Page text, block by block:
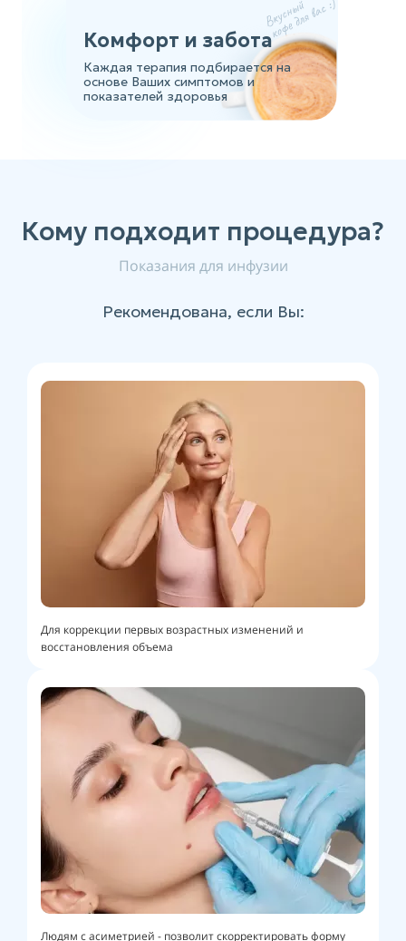
Комфорт и забота
Каждая терапия подбирается на
основе Ваших симптомов и
показателей здоровья
Кому подходит процедура?
Показания для инфузии
Рекомендована, если Вы:
Для коррекции первых возрастных изменений и
восстановления объема
Людям с асиметрией - позволит скорректировать форму